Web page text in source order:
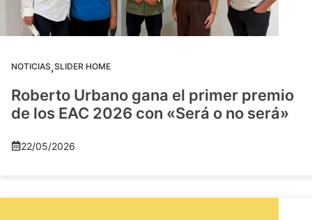
NOTICIAS,SLIDER HOME
Roberto Urbano gana el primer premio
de los EAC 2026 con «Será o no será»
22/05/2026